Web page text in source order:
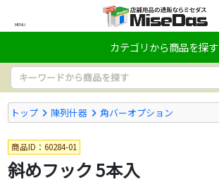
MENU
カテゴリから商品を探す
トップ 陳列什器 角バーオプション
商品ID：60284-01
斜めフック 5本入